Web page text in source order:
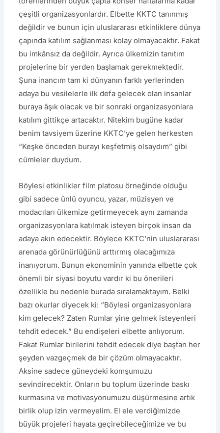
çeşitli organizasyonlardır. Elbette KKTC tanınmış
değildir ve bunun için uluslararası etkinliklere dünya
çapında katılım sağlanması kolay olmayacaktır. Fakat
bu imkânsız da değildir. Ayrıca ülkemizin tanıtım
projelerine bir yerden başlamak gerekmektedir.
Şuna inancım tam ki dünyanın farklı yerlerinden
adaya bu vesilelerle ilk defa gelecek olan insanlar
buraya âşık olacak ve bir sonraki organizasyonlara
katılım gittikçe artacaktır. Nitekim bugüne kadar
benim tavsiyem üzerine KKTC’ye gelen herkesten
“Keşke önceden burayı keşfetmiş olsaydım” gibi
cümleler duydum.
Böylesi etkinlikler film platosu örneğinde olduğu
gibi sadece ünlü oyuncu, yazar, müzisyen ve
modacıları ülkemize getirmeyecek aynı zamanda
organizasyonlara katılmak isteyen birçok insan da
adaya akın edecektir. Böylece KKTC’nin uluslararası
arenada görünürlüğünü arttırmış olacağımıza
inanıyorum. Bunun ekonominin yanında elbette çok
önemli bir siyasi boyutu vardır ki bu önerileri
özellikle bu nedenle burada sıralamaktayım. Belki
bazı okurlar diyecek ki: “Böylesi organizasyonlara
kim gelecek? Zaten Rumlar yine gelmek isteyenleri
tehdit edecek.” Bu endişeleri elbette anlıyorum.
Fakat Rumlar birilerini tehdit edecek diye baştan her
şeyden vazgeçmek de bir çözüm olmayacaktır.
Aksine sadece güneydeki komşumuzu
sevindirecektir. Onların bu toplum üzerinde baskı
kurmasına ve motivasyonumuzu düşürmesine artık
birlik olup izin vermeyelim. El ele verdiğimizde
büyük projeleri hayata geçirebileceğimize ve bu